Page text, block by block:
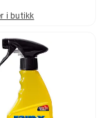
i butikk